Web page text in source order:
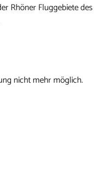
Rhöner Fluggebiete
nicht mehr möglich.